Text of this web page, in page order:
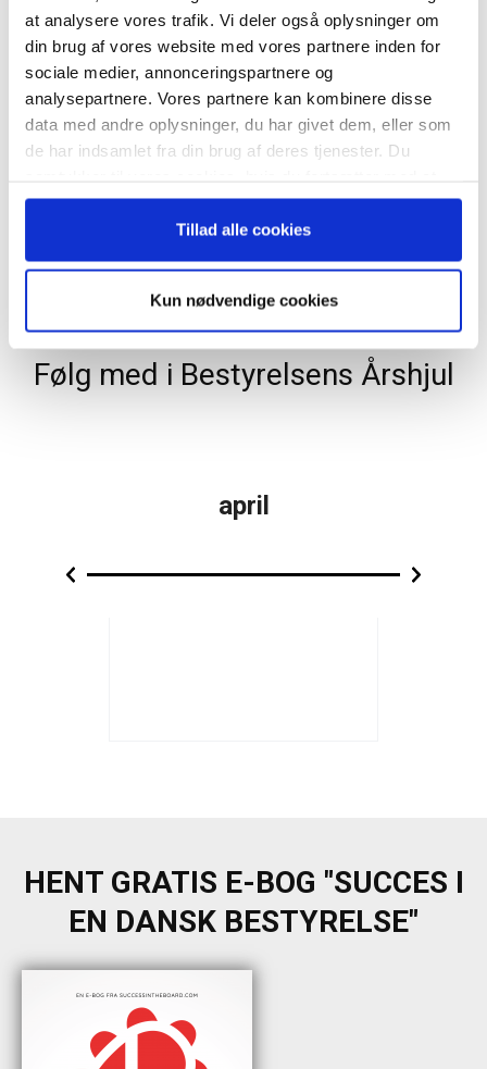
at analysere vores trafik. Vi deler også oplysninger om
din brug af vores website med vores partnere inden for
sociale medier, annonceringspartnere og
analysepartnere. Vores partnere kan kombinere disse
data med andre oplysninger, du har givet dem, eller som
de har indsamlet fra din brug af deres tjenester. Du
anvende vores hjemmeside.
Tillad alle cookies
Kun nødvendige cookies
IT & Digitalisering
ledelse
Indlæs flere
Følg med i Bestyrelsens Årshjul
april
HENT GRATIS E-BOG "SUCCES I
EN DANSK BESTYRELSE"